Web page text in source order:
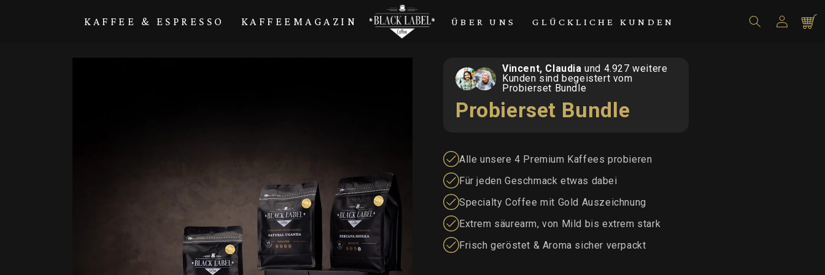
KAFFEE & ESPRESSO KAFFEEMAGAZIN ÜBER UNS GLÜCKLICHE KUNDEN Einloggen
Vincent, Claudiaund 4.927 weitere
Kunden sind begeistert vom
Probierset Bundle
Probierset Bundle
Alle unsere 4 Premium Kaffees probieren
Für jeden Geschmack etwas dabei
Specialty Coffee mit Gold Auszeichnung
Extrem säurearm, von Mild bis extrem stark
Frisch geröstet & Aroma sicher verpackt